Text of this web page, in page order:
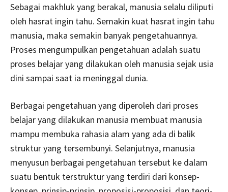
Sebagai makhluk yang berakal, manusia selalu diliputi
oleh hasrat ingin tahu. Semakin kuat hasrat ingin tahu
manusia, maka semakin banyak pengetahuannya.
Proses mengumpulkan pengetahuan adalah suatu
proses belajar yang dilakukan oleh manusia sejak usia
dini sampai saat ia meninggal dunia.
Berbagai pengetahuan yang diperoleh dari proses
belajar yang dilakukan manusia membuat manusia
mampu membuka rahasia alam yang ada di balik
struktur yang tersembunyi. Selanjutnya, manusia
menyusun berbagai pengetahuan tersebut ke dalam
suatu bentuk terstruktur yang terdiri dari konsep-